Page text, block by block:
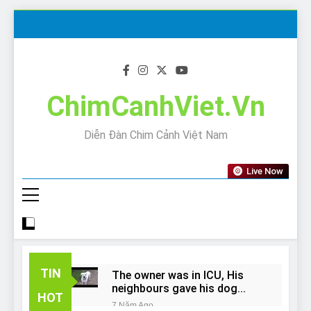
ChimCanhViet.Vn
Diễn Đàn Chim Cảnh Việt Nam
Live Now
TIN
HOT
The owner was in ICU, His
neighbours gave his dog
away!
7 Năm Ago